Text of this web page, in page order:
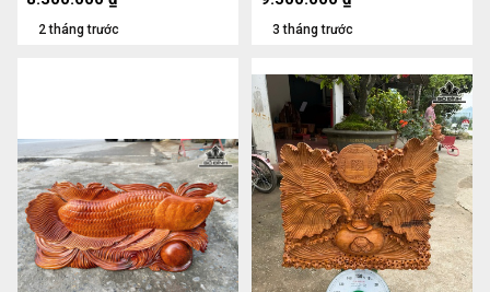
2 tháng trước 3 tháng trước